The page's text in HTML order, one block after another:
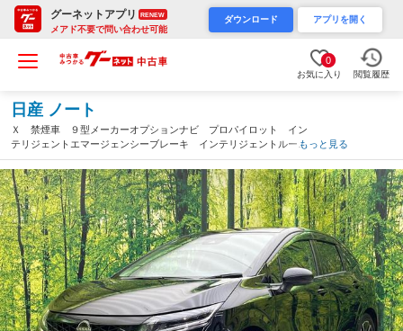
グーネットアプリ RENEW
メアド不要で問い合わせ可能
ダウンロード アプリを開く
0
お気に入り 閲覧履歴
日産 ノート
Ｘ 禁煙車 ９型メーカーオプションナビ プロパイロット イン
テリジェントエマージェンシーブレーキ インテリジェントルーム
ミラー ＡＰＰＬＥＣＡＲＰＬＡＹ ＯＰ１６インチアルミホイー
ル フルセグ ＥＴＣ（愛媛県）
もっと見る